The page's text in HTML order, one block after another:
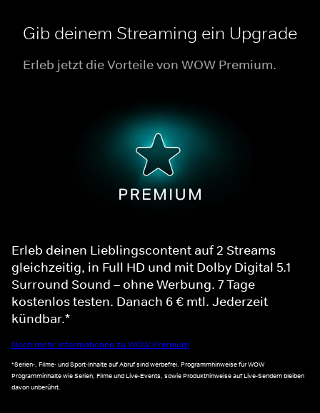
Gib deinem Streaming ein Upgrade
Erleb jetzt die Vorteile von WOW Premium.
Erleb deinen Lieblingscontent auf 2 Streams
gleichzeitig, in Full HD und mit Dolby Digital 5.1
Surround Sound – ohne Werbung. 7 Tage
kostenlos testen. Danach 6 € mtl. Jederzeit
kündbar.*
Noch mehr Informationen zu WOW Premium
*Serien-, Filme- und Sport-Inhalte auf Abruf sind werbefrei. Programmhinweise für WOW
Programminhalte wie Serien, Filme und Live-Events, sowie Produkthinweise auf Live-Sendern bleiben
davon unberührt.